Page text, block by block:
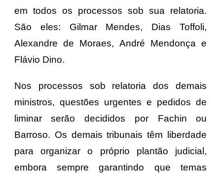
em todos os processos sob sua relatoria.
São eles: Gilmar Mendes, Dias Toffoli,
Alexandre de Moraes, André Mendonça e
Flávio Dino.
Nos processos sob relatoria dos demais
ministros, questões urgentes e pedidos de
liminar serão decididos por Fachin ou
Barroso. Os demais tribunais têm liberdade
para organizar o próprio plantão judicial,
embora sempre garantindo que temas